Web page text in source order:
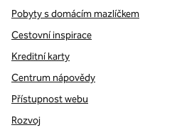
Pobyty s domácím mazlíčkem
Cestovní inspirace
Kreditní karty
Centrum nápovědy
Přístupnost webu
Rozvoj